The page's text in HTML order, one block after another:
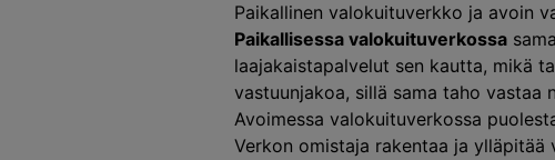
Paikallinen valokuituverkko ja avoin
Paikallisessa valokuituverkossa
laajakaistapalvelut sen kautta, mikä
vastuunjakoa, sillä sama taho
Avoimessa valokuituverkossa
Verkon omistaja rakentaa ja